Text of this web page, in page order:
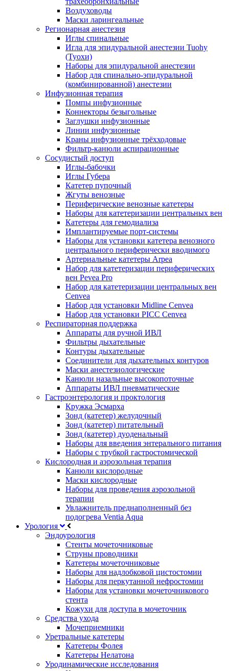
Воздуховоды
Маски ларингеальные
Регионарная анестезия
Иглы спинальные
Игла для эпидуральной анестезии Tuohy
(Туохи)
Наборы для эпидуральной анестезии
Набор для спинально-эпидуральной
(комбинированной) анестезии
Инфузионная терапия
Помпы инфузионные
Коннекторы безыгольные
Заглушки инфузионные
Линии инфузионные
Краны инфузионные трёхходовые
Фильтр-канюли аспирационные
Сосудистый доступ
Иглы-бабочки
Иглы Губера
Катетер пупочный
Жгуты венозные
Периферические венозные катетеры
Наборы для катетеризации центральных вен
Катетеры для гемодиализа
Имплантируемые порт‑системы
Наборы для установки катетера венозного
центрального периферически вводимого
Артериальные катетеры Arpea
Набор для катетеризации периферических
вен Pevea Pro
Набор для катетеризации центральных вен
Cenvea
Набор для установки Midline Cenvea
Набор для установки PICC Cenvea
Респираторная поддержка
Аппараты для ручной ИВЛ
Фильтры дыхательные
Контуры дыхательные
Соединители для дыхательных контуров
Маски анестезиологические
Канюли назальные высокопоточные
Аппараты ИВЛ пневматические
Гастроэнтерология и проктология
Кружка Эсмарха
Зонд (катетер) желудочный
Зонд (катетер) питательный
Зонд (катетер) дуоденальный
Наборы для введения энтерального питания
Наборы с трубкой гастростомической
Кислородная и аэрозольная терапия
Канюли кислородные
Маски кислородные
Наборы для проведения аэрозольной
терапии
Увлажнитель преднаполненный без
подогрева Ventia Aqua
Урология
Эндоурология
Стенты мочеточниковые
Струны проводники
Катетеры мочеточниковые
Наборы для надлобковой цистостомии
Наборы для перкутанной нефростомии
Наборы для установки мочеточникового
стента
Кожухи для доступа в мочеточник
Средства ухода
Мочеприемники
Уретральные катетеры
Катетеры Фолея
Катетеры Нелатона
Уродинамические исследования